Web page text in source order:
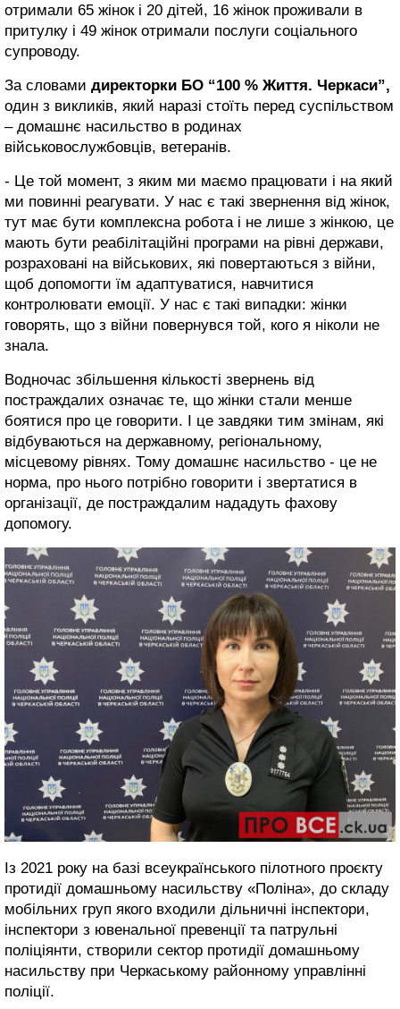
отримали 65 жінок і 20 дітей, 16 жінок проживали в
притулку і 49 жінок отримали послуги соціального
супроводу.
За словами директорки БО “100 % Життя. Черкаси”,
один з викликів, який наразі стоїть перед суспільством
– домашнє насильство в родинах
військовослужбовців, ветеранів.
- Це той момент, з яким ми маємо працювати і на який
ми повинні реагувати. У нас є такі звернення від жінок,
тут має бути комплексна робота і не лише з жінкою, це
мають бути реабілітаційні програми на рівні держави,
розраховані на військових, які повертаються з війни,
щоб допомогти їм адаптуватися, навчитися
контролювати емоції. У нас є такі випадки: жінки
говорять, що з війни повернувся той, кого я ніколи не
знала.
Водночас збільшення кількості звернень від
постраждалих означає те, що жінки стали менше
боятися про це говорити. І це завдяки тим змінам, які
відбуваються на державному, регіональному,
місцевому рівнях. Тому домашнє насильство - це не
норма, про нього потрібно говорити і звертатися в
організації, де постраждалим нададуть фахову
допомогу.
Із 2021 року на базі всеукраїнського пілотного проєкту
протидії домашньому насильству «Поліна», до складу
мобільних груп якого входили дільничні інспектори,
інспектори з ювенальної превенції та патрульні
поліціянти, створили сектор протидії домашньому
насильству при Черкаському районному управлінні
поліції.